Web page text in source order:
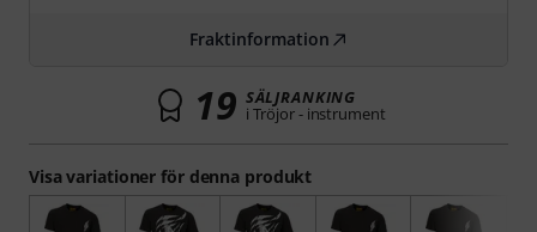
Visa variationer för denna produkt
Fraktinformation
19 SÄLJRANKING
i Tröjor - instrument